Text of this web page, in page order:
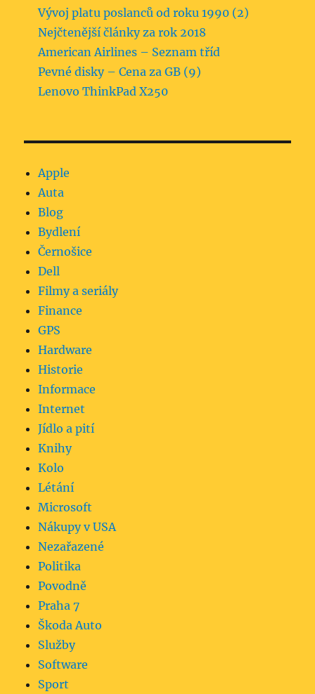
Vývoj platu poslanců od roku 1990 (2)
Nejčtenější články za rok 2018
American Airlines – Seznam tříd
Pevné disky – Cena za GB (9)
Lenovo ThinkPad X250
Apple
Auta
Blog
Bydlení
Černošice
Dell
Filmy a seriály
Finance
GPS
Hardware
Historie
Informace
Internet
Jídlo a pití
Knihy
Kolo
Létání
Microsoft
Nákupy v USA
Nezařazené
Politika
Povodně
Praha 7
Škoda Auto
Služby
Software
Sport